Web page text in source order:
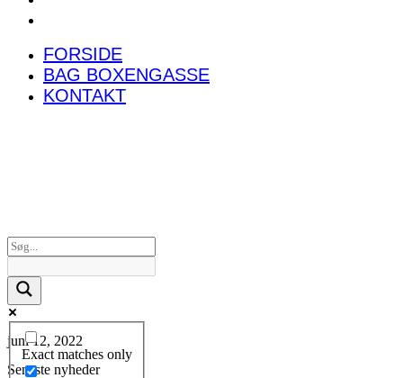
FORSIDE
BAG BOXENGASSE
KONTAKT
Exact matches only
juni 12, 2022
Seneste nyheder